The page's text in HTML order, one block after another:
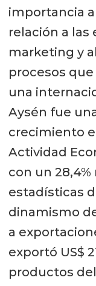
importancia
relación a las
marketing y
procesos
una
Aysén fue
crecimiento
Actividad
con un 28,4%
estadísticas
dinamismo
a
exportó US$
productos